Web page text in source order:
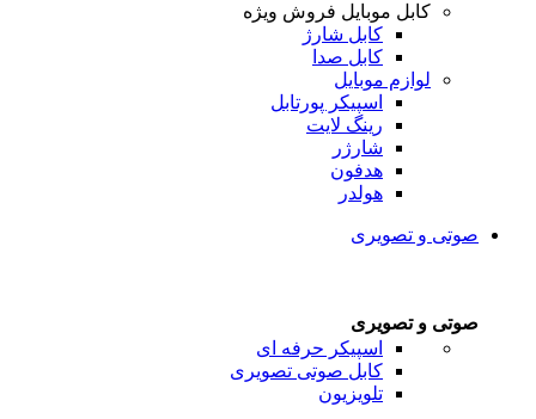
کابل موبایل فروش ویژه
کابل شارژ
کابل صدا
لوازم موبایل
اسپیکر پورتابل
رینگ لایت
شارژر
هدفون
هولدر
صوتی و تصویری
صوتی و تصویری
اسپیکر حرفه ای
کابل صوتی تصویری
تلویزیون